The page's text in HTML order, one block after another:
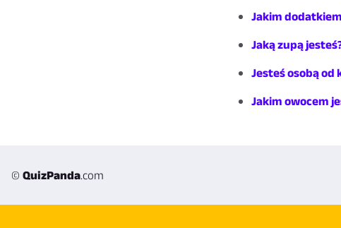
Jakim
Jaką zupą
Jesteś osobą od
Jakim owocem
© QuizPanda.com